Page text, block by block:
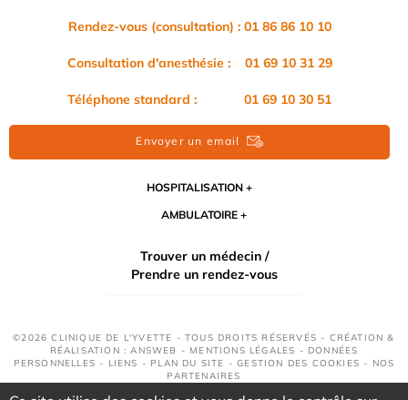
Rendez-vous (consultation) : 01 86 86 10 10
Consultation d'anesthésie : 01 69 10 31 29
Téléphone standard : 01 69 10 30 51
Envoyer un email
HOSPITALISATION
AMBULATOIRE
Trouver un médecin /
Prendre un rendez-vous
©2026 CLINIQUE DE L'YVETTE - TOUS DROITS RÉSERVÉS - CRÉATION &
RÉALISATION : ANSWEB - MENTIONS LÉGALES - DONNÉES
PERSONNELLES - LIENS - PLAN DU SITE -GESTION DES COOKIES - NOS
PARTENAIRES